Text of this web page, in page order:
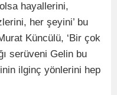
hayallerini,
her şeyini’ bu
Küncülü, ‘Bir çok
serüveni Gelin bu
ilginç yönlerini hep